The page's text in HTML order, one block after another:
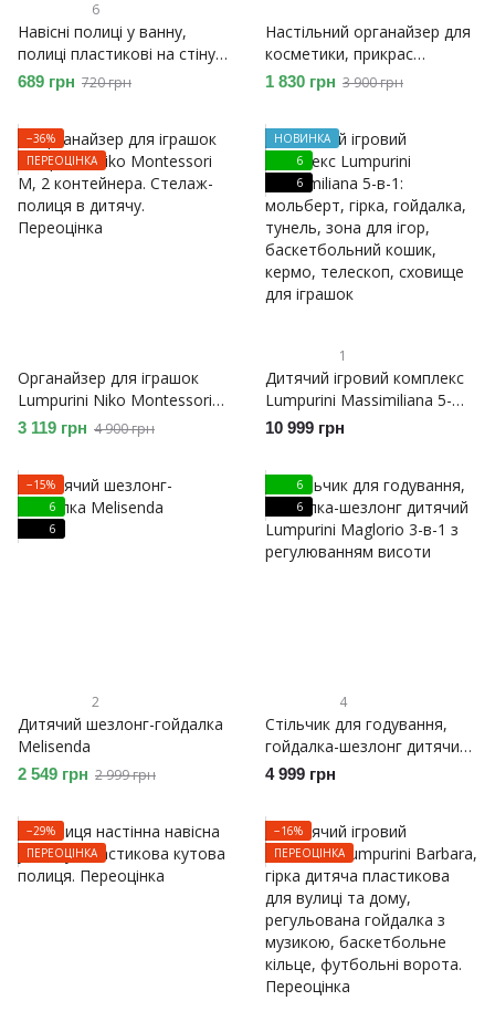
6
Навісні полиці у ванну,
полиці пластикові на стіну
коричневі
689 грн 720 грн
Настільний органайзер для
косметики, прикрас
Elegance Kit, б'юті бокс
переносний, набір із 5
контейнерів. Переоцінка
1 830 грн 3 900 грн
−36%
ПЕРЕОЦІНКА
Органайзер для іграшок
Lumpurini Niko Montessori
М, 2 контейнера. Стелаж-
полиця в дитячу.
Переоцінка
3 119 грн 4 900 грн
НОВИНКА
6
6
1
Дитячий ігровий комплекс
Lumpurini Massimiliana 5-
в-1: мольберт, гірка,
гойдалка, тунель, зона для
ігор, баскетбольний кошик,
кермо, телескоп, сховище
для іграшок
10 999 грн
−15%
6
6
2
Дитячий шезлонг-гойдалка
Melisenda
2 549 грн 2 999 грн
6
6
4
Стільчик для годування,
гойдалка-шезлонг дитячий
Lumpurini Maglorio 3-в-1 з
регулюванням висоти
4 999 грн
−29%
ПЕРЕОЦІНКА
−16%
ПЕРЕОЦІНКА